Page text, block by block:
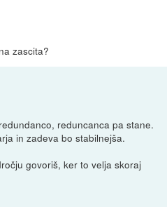
zascita?
reduncanca pa stane.
in zadeva bo stabilnejša.
govoriš, ker to velja skoraj